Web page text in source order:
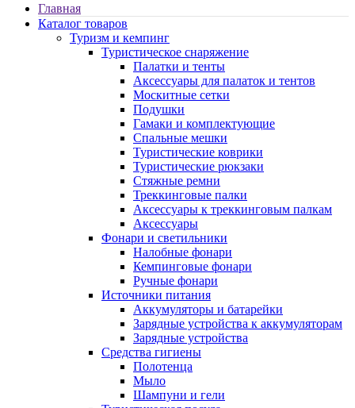
Главная
Каталог товаров
Туризм и кемпинг
Туристическое снаряжение
Палатки и тенты
Аксессуары для палаток и тентов
Москитные сетки
Подушки
Гамаки и комплектующие
Спальные мешки
Туристические коврики
Туристические рюкзаки
Стяжные ремни
Треккинговые палки
Аксессуары к треккинговым палкам
Аксессуары
Фонари и светильники
Налобные фонари
Кемпинговые фонари
Ручные фонари
Источники питания
Аккумуляторы и батарейки
Зарядные устройства к аккумуляторам
Зарядные устройства
Средства гигиены
Полотенца
Мыло
Шампуни и гели